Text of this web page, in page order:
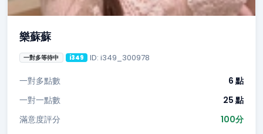
樂蘇蘇
一對多等待中 i349 ID: i349_300978
一對多點數
6 點
一對一點數
25 點
滿意度評分
100分